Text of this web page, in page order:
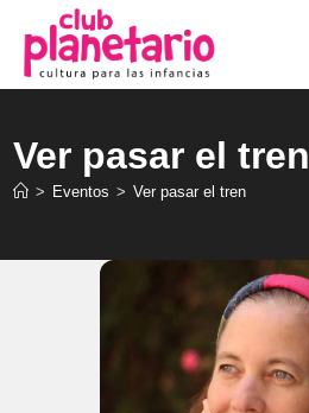
contenido
Ver pasar el tren
> Eventos > Ver pasar el tren